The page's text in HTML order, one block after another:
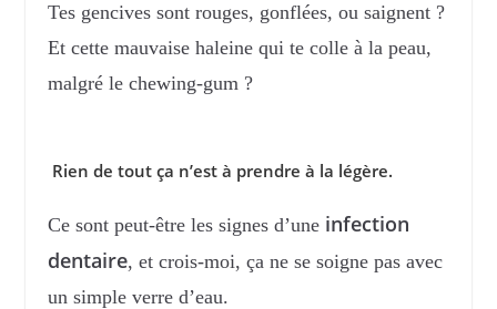
Tes gencives sont rouges, gonflées, ou saignent ?
Et cette mauvaise haleine qui te colle à la peau,
malgré le chewing-gum ?
Rien de tout ça n’est à prendre à la légère.
Ce sont peut-être les signes d’une infection
dentaire, et crois-moi, ça ne se soigne pas avec
un simple verre d’eau.